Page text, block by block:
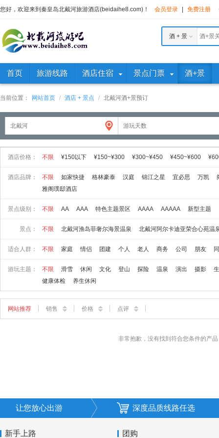
您好，欢迎来到秦皇岛北戴河旅游酒店(beidaihe8.com)！ 会员登录 免费注册
酒 + 景
首页 旅游线路 酒店住宿 景点门票 酒+景
当前位置： 网站首页 / 酒店 + 景点 / 北戴河酒+景预订
酒店价格： 不限 ¥150以下 ¥150~¥300 ¥300~¥450 ¥450~¥600
酒店品牌： 不限 如家快捷 格林豪泰 汉庭 锦江之星 宜必思 万凯
雅阁璞邸酒店
景点级别： 不限 AA AAA 特色主题景区 AAAA AAAAA 新型主题
景点： 不限 北戴河渔岛菲奢尔海景温泉 北戴河阿尔卡迪亚荣合心苑温
适合人群： 不限 家庭 情侣 团建 个人 老人 商务 公司 朋友
游玩主题： 不限 滑雪 休闲 文化 登山 探险 温泉 演出 摄影
健康体检
养生休闲
网站推荐 销售 价格 点评
非常抱歉，没有找到符合您条件的产
让您放心出游 深度品质线路任选
新手上路 团购